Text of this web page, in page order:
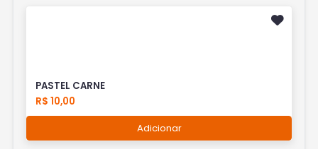
PASTEL CARNE
R$ 10,00
Adicionar